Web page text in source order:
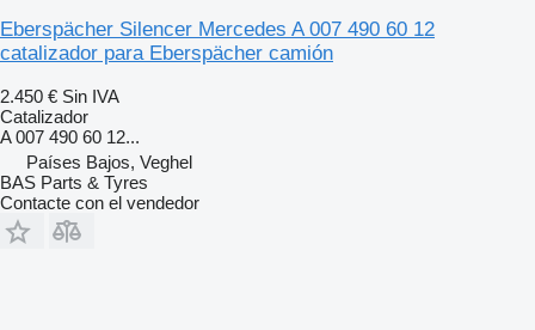
Eberspächer Silencer Mercedes A 007 490 60 12
catalizador para Eberspächer camión
2.450 € Sin IVA
Catalizador
A 007 490 60 12...
Países Bajos, Veghel
BAS Parts & Tyres
Contacte con el vendedor